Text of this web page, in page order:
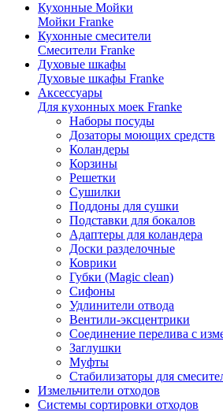
Кухонные Мойки
Мойки Franke
Кухонные cмесители
Смесители Franke
Духовые шкафы
Духовые шкафы Franke
Аксессуары
Для кухонных моек Franke
Наборы посуды
Дозаторы моющих средств
Коландеры
Корзины
Решетки
Сушилки
Поддоны для сушки
Подставки для бокалов
Адаптеры для коландера
Доски разделочные
Коврики
Губки (Magic clean)
Сифоны
Удлинители отвода
Вентили-эксцентрики
Соединение перелива с
Заглушки
Муфты
Стабилизаторы для
Измельчители отходов
Системы сортировки отходов